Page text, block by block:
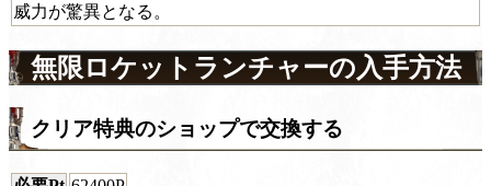
威力が驚異となる。
無限ロケットランチャーの入手方法
クリア特典のショップで交換する